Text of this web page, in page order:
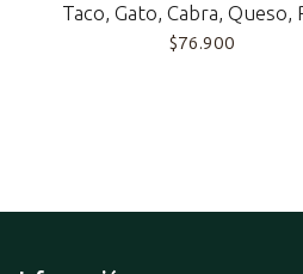
Taco, Gato, Cabra, Queso,
$76.900